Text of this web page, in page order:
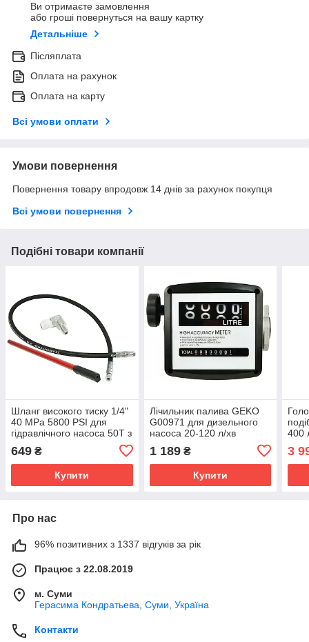
Ви отримаєте замовлення
або гроші повернуться на вашу картку
Детальніше
Післяплата
Оплата на рахунок
Оплата на карту
Всі умови оплати
Умови повернення
Повернення товару впродовж 14 днів за рахунок покупця
Всі умови повернення
Подібні товари компанії
Шланг високого тиску 1/4"
40 MPa 5800 PSI для
гідравлічного насоса 50Т з
адаптером
649 ₴
Купити
Лічильник палива GEKO
G00971 для дизельного
насоса 20-120 л/хв
1 189₴
Купити
400
3
Про нас
96% позитивних з 1337 відгуків за рік
Працює з 22.08.2019
м. Суми
Герасима Кондратьева, Суми, Україна
Контакти